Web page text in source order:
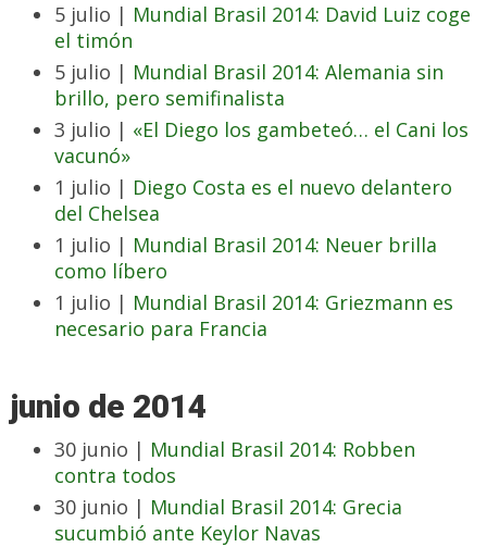
5 julio | Mundial Brasil 2014: David Luiz coge
el timón
5 julio | Mundial Brasil 2014: Alemania sin
brillo, pero semifinalista
3 julio | «El Diego los gambeteó… el Cani los
vacunó»
1 julio | Diego Costa es el nuevo delantero
del Chelsea
1 julio | Mundial Brasil 2014: Neuer brilla
como líbero
1 julio | Mundial Brasil 2014: Griezmann es
necesario para Francia
junio de 2014
30 junio | Mundial Brasil 2014: Robben
contra todos
30 junio | Mundial Brasil 2014: Grecia
sucumbió ante Keylor Navas